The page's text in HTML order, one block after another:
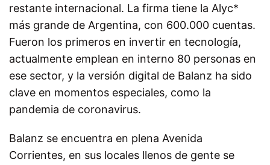
restante internacional. La firma tiene la Alyc*
más grande de Argentina, con 600.000 cuentas.
Fueron los primeros en invertir en tecnología,
actualmente emplean en interno 80 personas en
ese sector, y la versión digital de Balanz ha sido
clave en momentos especiales, como la
pandemia de coronavirus.
Balanz se encuentra en plena Avenida
Corrientes, en sus locales llenos de gente se